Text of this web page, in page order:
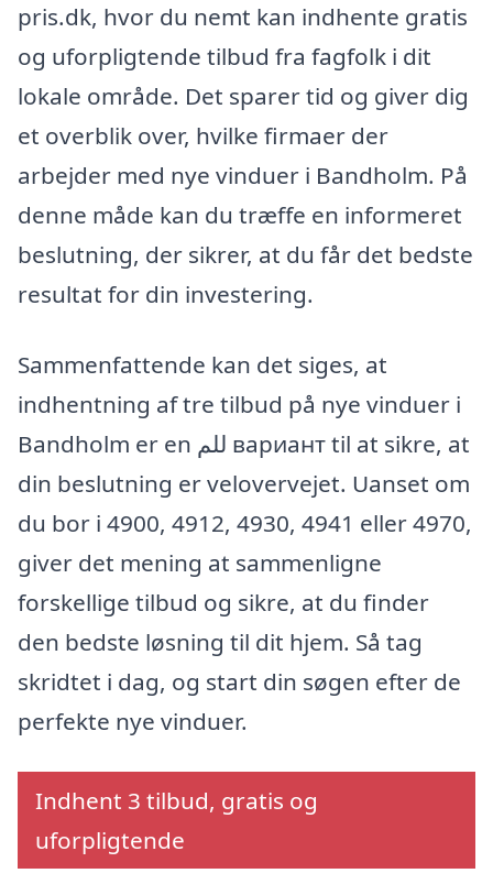
pris.dk, hvor du nemt kan indhente gratis
og uforpligtende tilbud fra fagfolk i dit
lokale område. Det sparer tid og giver dig
et overblik over, hvilke firmaer der
arbejder med nye vinduer i Bandholm. På
denne måde kan du træffe en informeret
beslutning, der sikrer, at du får det bedste
resultat for din investering.
Sammenfattende kan det siges, at
indhentning af tre tilbud på nye vinduer i
Bandholm er en للم вариант til at sikre, at
din beslutning er velovervejet. Uanset om
du bor i 4900, 4912, 4930, 4941 eller 4970,
giver det mening at sammenligne
forskellige tilbud og sikre, at du finder
den bedste løsning til dit hjem. Så tag
skridtet i dag, og start din søgen efter de
perfekte nye vinduer.
Indhent 3 tilbud, gratis og
uforpligtende